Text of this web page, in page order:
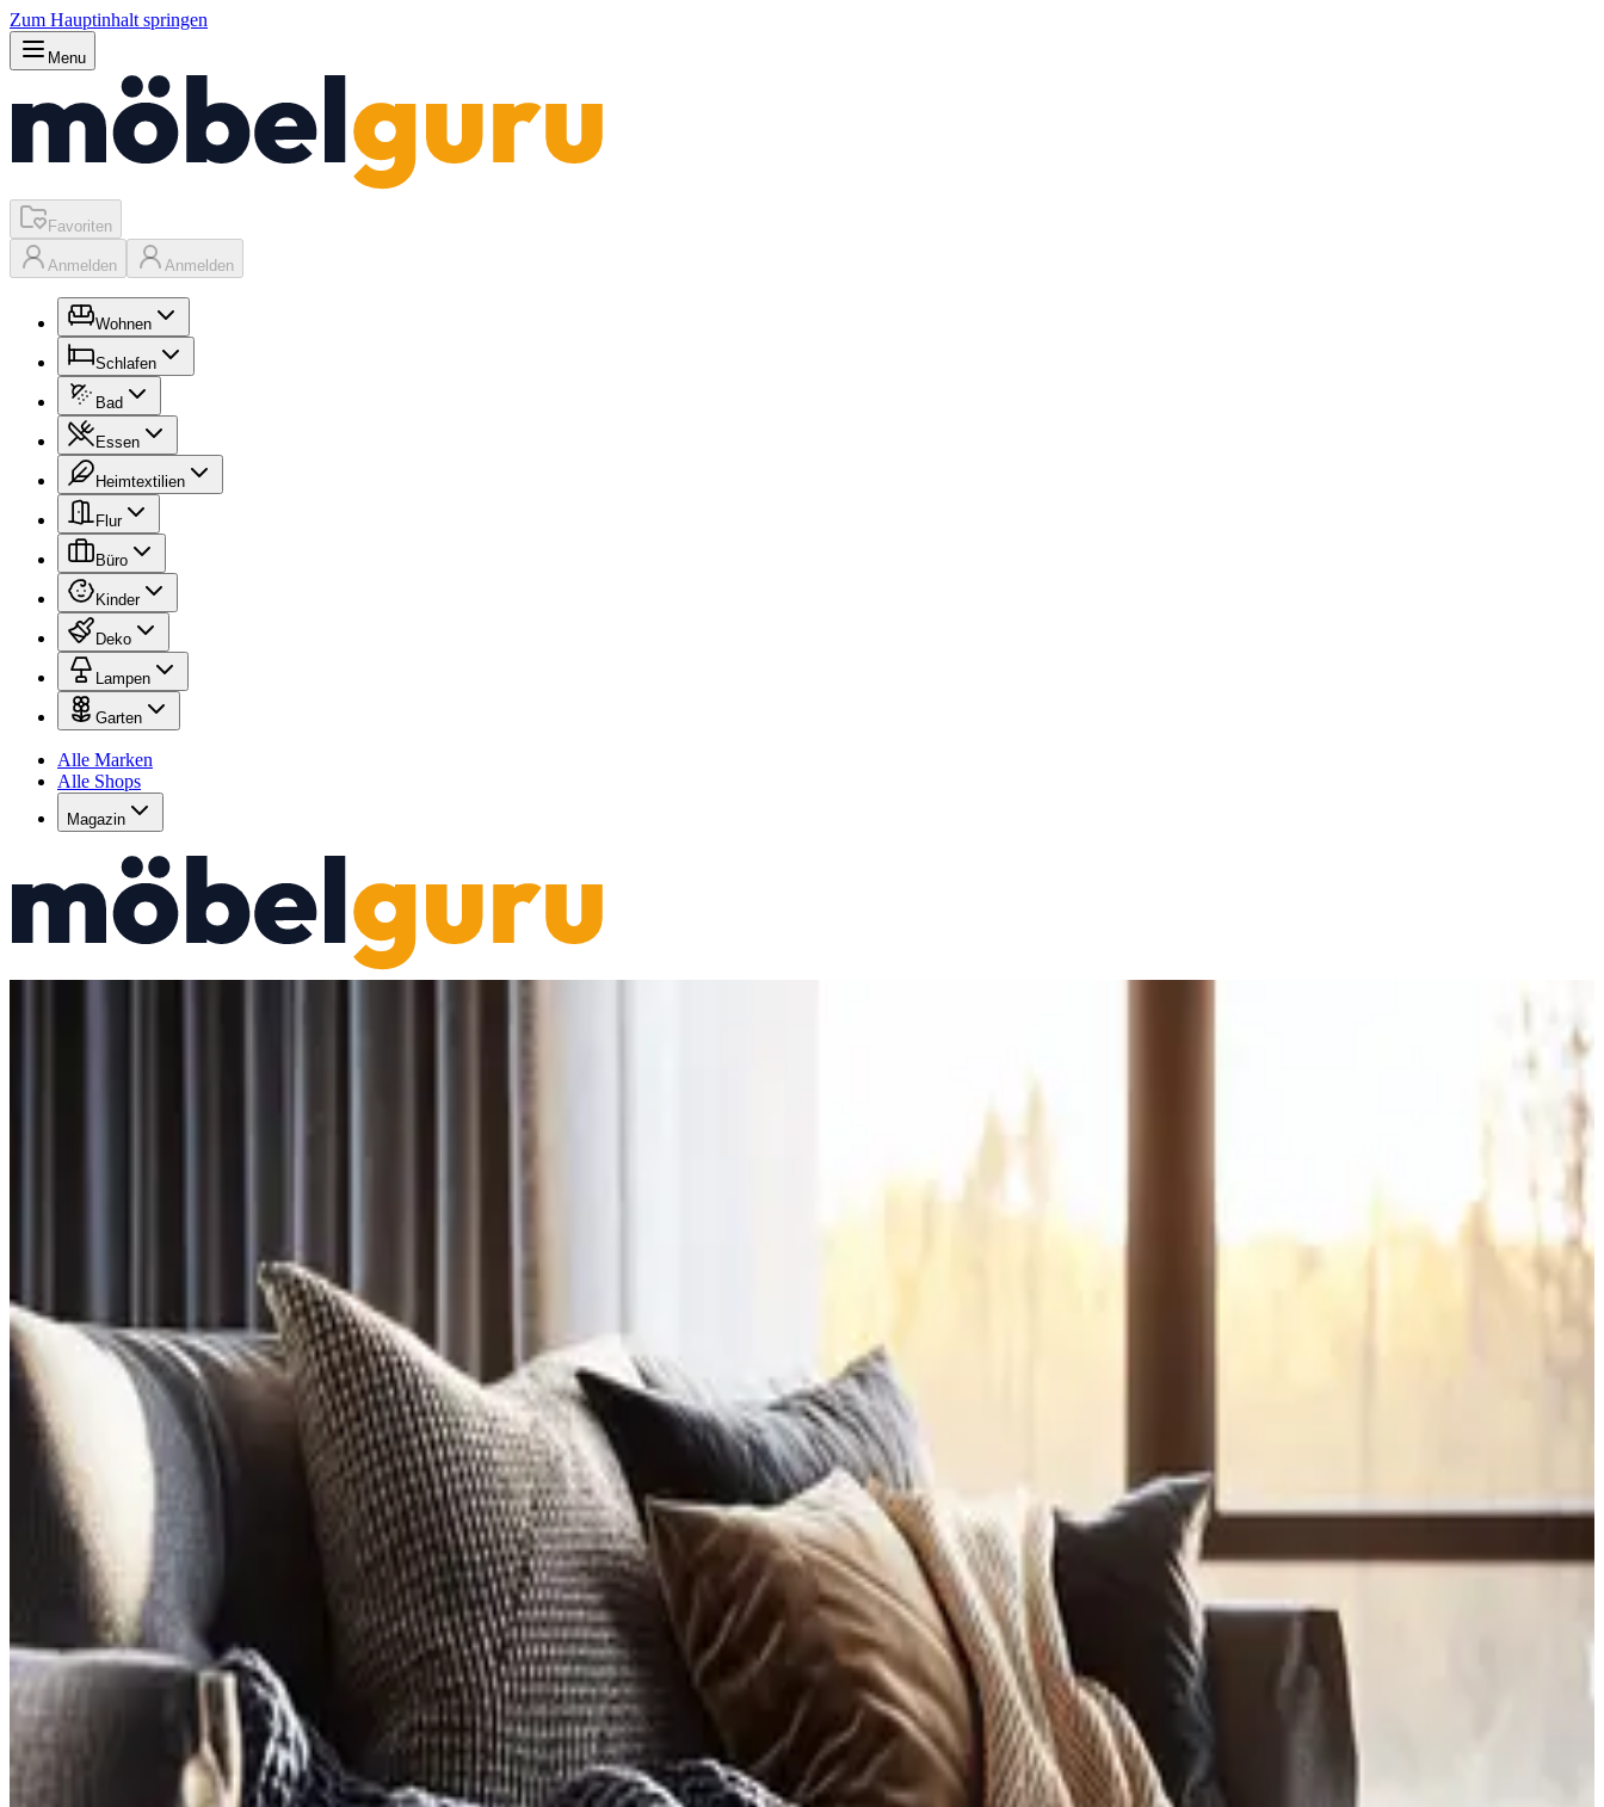
Zum Hauptinhalt springen
Menu
Favoriten
Anmelden Anmelden
Wohnen
Schlafen
Bad
Essen
Heimtextilien
Flur
Büro
Kinder
Deko
Lampen
Garten
Alle Marken
Alle Shops
Magazin